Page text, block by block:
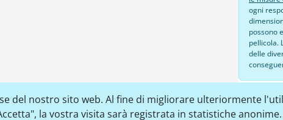
del nostro sito web. Al fine di migliorare ulteriormente
la vostra visita sarà registrata in statistiche
ogni
possono
pellicola.
delle
24,00 €